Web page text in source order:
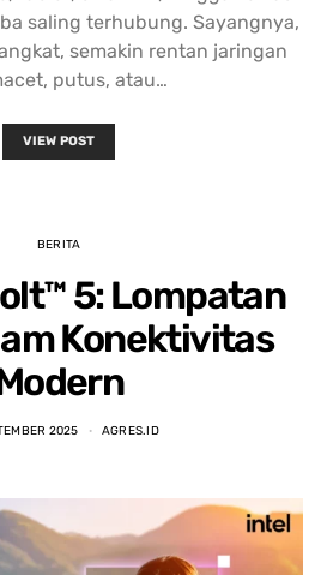
saling terhubung. Sayangnya,
semakin rentan jaringan
putus, atau…
VIEW POST
BERITA
5: Lompatan
Konektivitas
2025 AGRES.ID